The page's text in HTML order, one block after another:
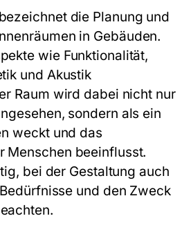
die Planung und
in Gebäuden.
wie Funktionalität,
und Akustik
Raum wird dabei nicht nur
sondern als ein
weckt und das
Menschen beeinflusst.
bei der Gestaltung auch
und den Zweck